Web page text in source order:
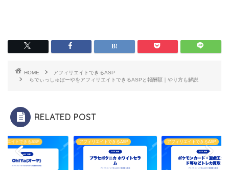
HOME
アフィリエイトできるASP
らでぃっしゅぼーやをアフィリエイトできるASPと報酬額｜やり方も解説
RELATED POST
リエイトできるASP アフィリエイトできるASP アフィリエイトできるASP